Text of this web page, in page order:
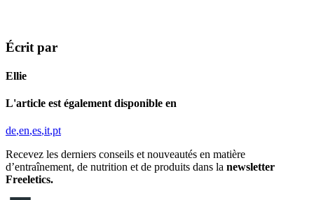
Écrit par
Ellie
L'article est également disponible en
de en es it pt
Recevez les derniers conseils et nouveautés en matière
d’entraînement, de nutrition et de produits dans la newsletter
Freeletics.